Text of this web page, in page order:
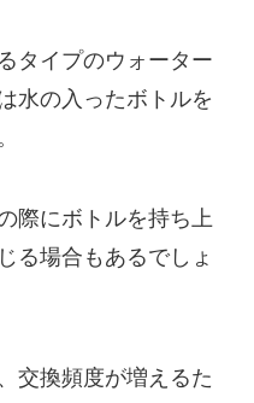
タイプのウォーター
水の入ったボトルを
際にボトルを持ち上
る場合もあるでしょ
交換頻度が増えるた